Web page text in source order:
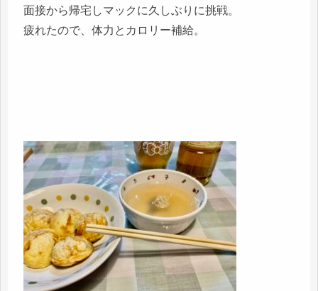
面接から帰宅しマックに久しぶりに挑戦。
疲れたので、体力とカロリー補給。